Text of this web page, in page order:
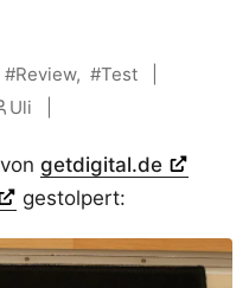
Review
Test
Uli
getdigital.de
gestolpert: